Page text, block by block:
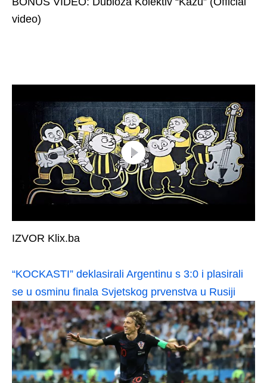
video)
IZVOR Klix.ba
“KOCKASTI” deklasirali Argentinu s 3:0 i plasirali
se u osminu finala Svjetskog prvenstva u Rusiji